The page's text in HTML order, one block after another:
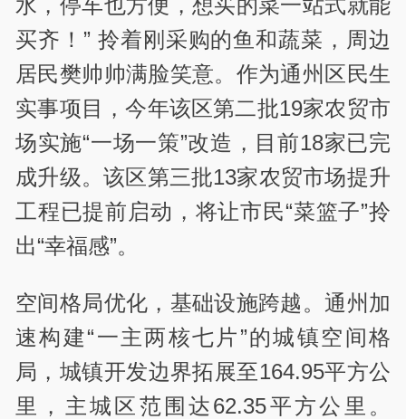
水，停车也方便，想买的菜一站式就能
买齐！” 拎着刚采购的鱼和蔬菜，周边
居民樊帅帅满脸笑意。作为通州区民生
实事项目，今年该区第二批19家农贸市
场实施“一场一策”改造，目前18家已完
成升级。该区第三批13家农贸市场提升
工程已提前启动，将让市民“菜篮子”拎
出“幸福感”。
空间格局优化，基础设施跨越。通州加
速构建“一主两核七片”的城镇空间格
局，城镇开发边界拓展至164.95平方公
里，主城区范围达62.35平方公里。